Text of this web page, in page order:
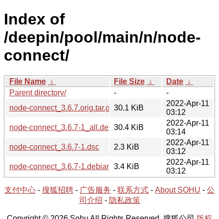
Index of
/deepin/pool/main/n/node-
connect/
File Name ↓ File Size ↓ Date ↓
Parent directory/
-
-
node-connect_3.6.7.orig.tar.gz 30.1 KiB
2022-Apr-11
03:12
node-connect_3.6.7-1_all.deb
30.4 KiB
2022-Apr-11
03:14
node-connect_3.6.7-1.dsc
2.3 KiB
2022-Apr-11
03:12
node-connect_3.6.7-1.debian.tar.xz
3.4 KiB
2022-Apr-11
03:12
支付中心 - 搜狐招聘 - 广告服务 - 联系方式 - About SOHU - 公
司介绍 - 隐私政策